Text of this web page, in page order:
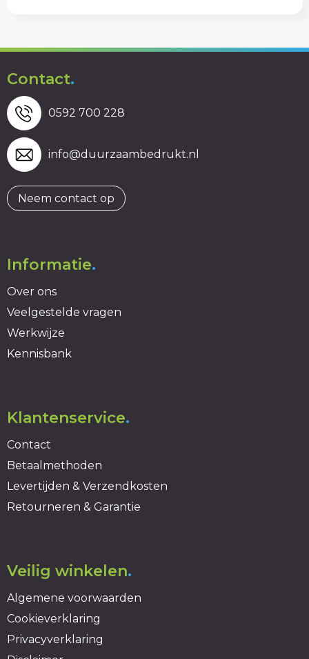
Contact.
0592 700 228
info@duurzaambedrukt.nl
Neem contact op
Informatie.
Over ons
Veelgestelde vragen
Werkwijze
Kennisbank
Klantenservice.
Contact
Betaalmethoden
Levertijden & Verzendkosten
Retourneren & Garantie
Veilig winkelen.
Algemene voorwaarden
Cookieverklaring
Privacyverklaring